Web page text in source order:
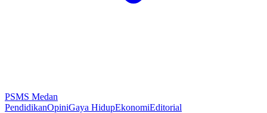
PSMS Medan
PendidikanOpiniGaya HidupEkonomiEditorial